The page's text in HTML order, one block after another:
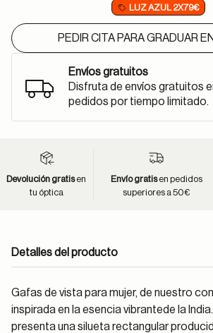
LUZ AZUL 2X79€
PEDIR CITA PARA GRADUAR
Envíos gratuitos
Disfruta de envíos gratuitos
pedidos por tiempo limitado.
Devolución gratisen
tu óptica
Envío gratisen pedidos
superiores a 50€
Detalles del producto
Gafas de vista para mujer, de nuestro
inspirada en la esencia vibrantede la
presenta una silueta rectangular